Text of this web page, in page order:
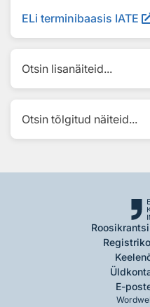
ELi terminibaasis IATE
Otsin lisanäiteid...
Otsin tõlgitud näiteid...
E-post